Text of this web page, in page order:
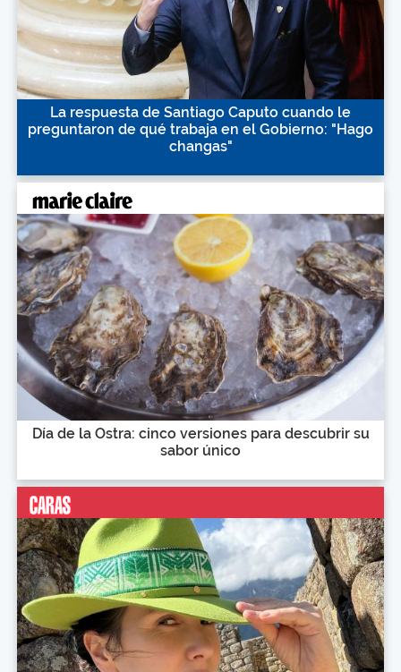
La respuesta de Santiago Caputo cuando le
preguntaron de qué trabaja en el Gobierno: "Hago
changas"
Día de la Ostra: cinco versiones para descubrir su
sabor único